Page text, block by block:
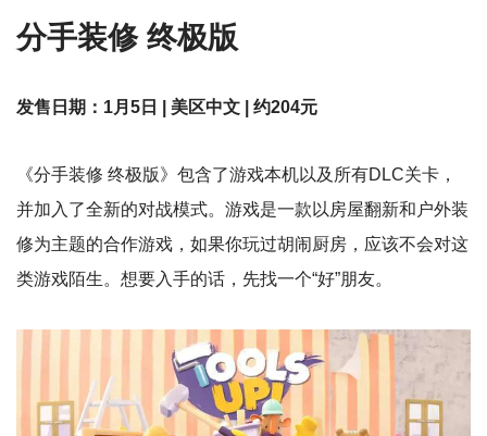
分手装修 终极版
发售日期：1月5日 | 美区中文 | 约204元
《分手装修 终极版》包含了游戏本机以及所有DLC关卡，
并加入了全新的对战模式。游戏是一款以房屋翻新和户外装
修为主题的合作游戏，如果你玩过胡闹厨房，应该不会对这
类游戏陌生。想要入手的话，先找一个“好”朋友。